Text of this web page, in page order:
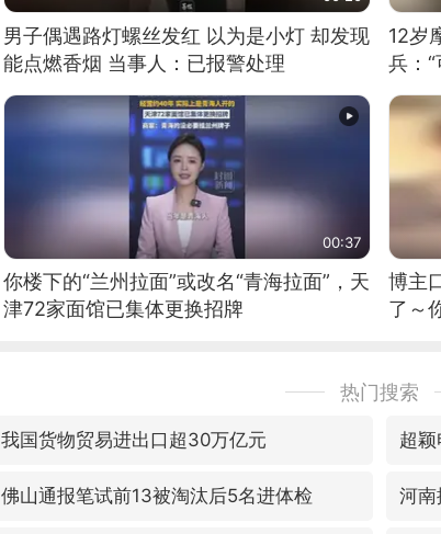
男子偶遇路灯螺丝发红 以为是小灯 却发现
能点燃香烟 当事人：已报警处理
12岁
兵：
00:37
你楼下的“兰州拉面”或改名“青海拉面”，天
津72家面馆已集体更换招牌
博主
了～
热门搜索
我国货物贸易进出口超30万亿元 超
佛山通报笔试前13被淘汰后5名进体检 河南